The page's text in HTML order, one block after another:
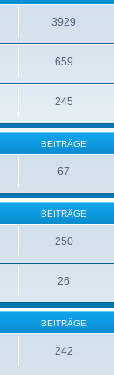
3929
659
245
BEITRÄGE
67
BEITRÄGE
250
26
BEITRÄGE
242